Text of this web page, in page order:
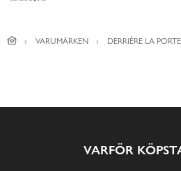
VARUMÄRKEN DERRIÈRE LA PORTE
VARFÖR